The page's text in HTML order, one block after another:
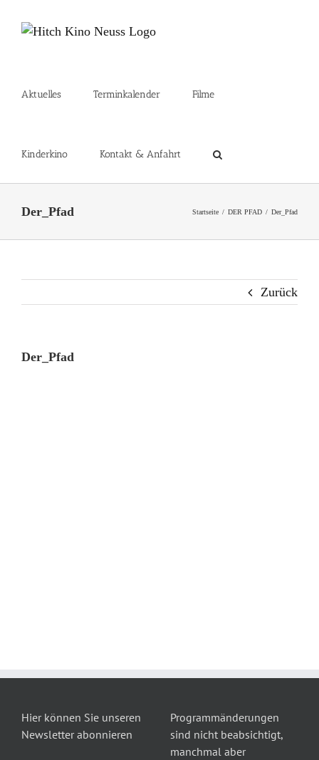
Inhalt
Aktuelles Terminkalender Filme
Kinderkino Kontakt & Anfahrt
Der_Pfad Startseite DER PFAD Der_Pfad
Zurück
Der_Pfad
Hier können Sie unseren
Newsletter abonnieren
Programmänderungen
sind nicht beabsichtigt,
manchmal aber